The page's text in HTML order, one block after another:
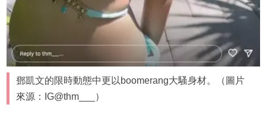
鄧凱文的限時動態中更以boomerang大騷身材。（圖片
來源：IG@thm___）